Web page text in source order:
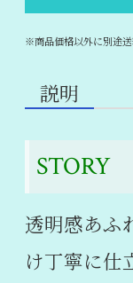
※商品価格以外に別途送
説明
STORY
透明感あふ
け丁寧に仕